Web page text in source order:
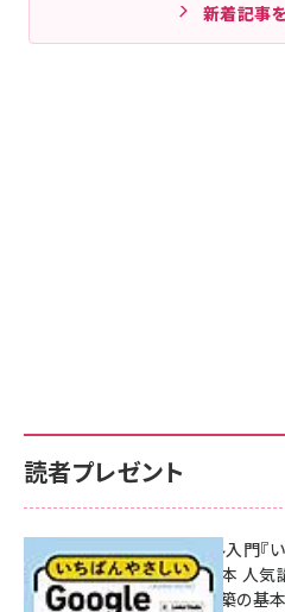
新着記事
読者プレゼント
無料BIツール入門『
ポータルの教本 人気
シュボード構築の基